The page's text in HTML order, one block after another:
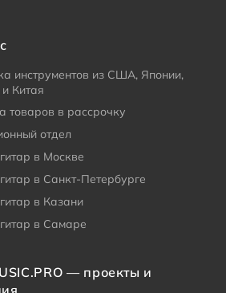
инструментов из США, Японии,
Китая
товаров в рассрочку
отдел
в Москве
в Санкт-Петербурге
в Казани
в Самаре
— проекты и